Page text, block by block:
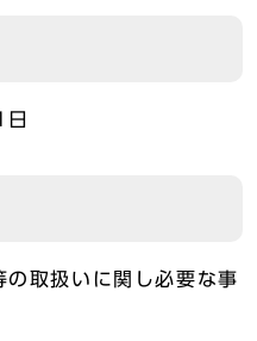
の取扱いに関し必要な事